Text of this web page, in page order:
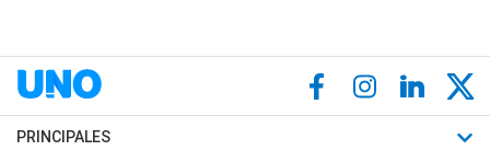
PRINCIPALES